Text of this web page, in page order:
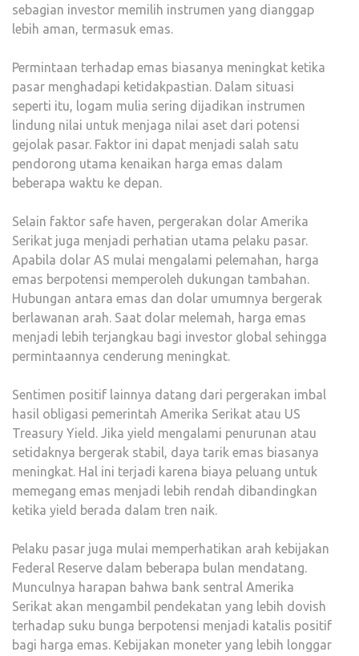
sebagian investor memilih instrumen yang dianggap
lebih aman, termasuk emas.
Permintaan terhadap emas biasanya meningkat ketika
pasar menghadapi ketidakpastian. Dalam situasi
seperti itu, logam mulia sering dijadikan instrumen
lindung nilai untuk menjaga nilai aset dari potensi
gejolak pasar. Faktor ini dapat menjadi salah satu
pendorong utama kenaikan harga emas dalam
beberapa waktu ke depan.
Selain faktor safe haven, pergerakan dolar Amerika
Serikat juga menjadi perhatian utama pelaku pasar.
Apabila dolar AS mulai mengalami pelemahan, harga
emas berpotensi memperoleh dukungan tambahan.
Hubungan antara emas dan dolar umumnya bergerak
berlawanan arah. Saat dolar melemah, harga emas
menjadi lebih terjangkau bagi investor global sehingga
permintaannya cenderung meningkat.
Sentimen positif lainnya datang dari pergerakan imbal
hasil obligasi pemerintah Amerika Serikat atau US
Treasury Yield. Jika yield mengalami penurunan atau
setidaknya bergerak stabil, daya tarik emas biasanya
meningkat. Hal ini terjadi karena biaya peluang untuk
memegang emas menjadi lebih rendah dibandingkan
ketika yield berada dalam tren naik.
Pelaku pasar juga mulai memperhatikan arah kebijakan
Federal Reserve dalam beberapa bulan mendatang.
Munculnya harapan bahwa bank sentral Amerika
Serikat akan mengambil pendekatan yang lebih dovish
terhadap suku bunga berpotensi menjadi katalis positif
bagi harga emas. Kebijakan moneter yang lebih longgar